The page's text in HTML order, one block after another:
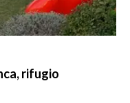
rifugio